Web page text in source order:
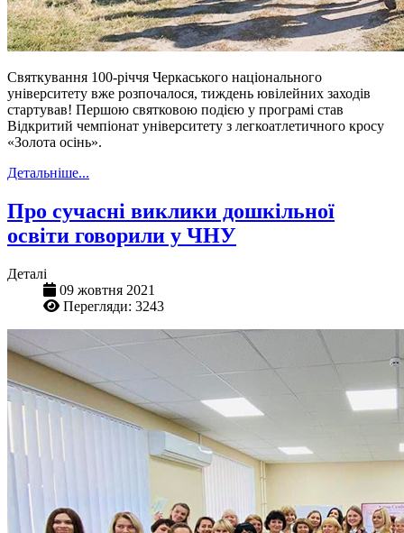
Святкування 100-річчя Черкаського національного
університету вже розпочалося, тиждень ювілейних заходів
стартував! Першою святковою подією у програмі став
Відкритий чемпіонат університету з легкоатлетичного кросу
«Золота осінь».
Детальніше...
Про сучасні виклики дошкільної
освіти говорили у ЧНУ
Деталі
09 жовтня 2021
Перегляди: 3243